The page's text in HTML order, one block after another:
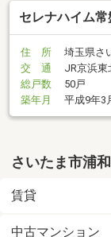
セレナハイム常
住 所
埼玉県さ
交 通
JR京浜東
総戸数
50戸
築年月
平成9年3
さいたま市浦
賃貸
中古マンション